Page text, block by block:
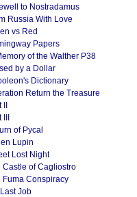
to Nostradamus
Russia With Love
vs Red
Papers
of the Walther P38
by a Dollar
Dictionary
Return the Treasure
of Pycal
Lupin
Lost Night
Castle of Cagliostro
Fuma Conspiracy
Job